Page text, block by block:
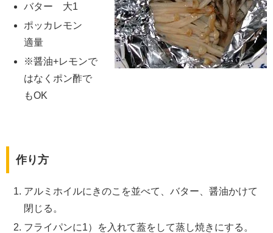
バター 大1
ポッカレモン
適量
※醤油+レモンで
はなくポン酢で
もOK
作り方
アルミホイルにきのこを並べて、バター、醤油かけて
閉じる。
フライパンに1）を入れて蓋をして蒸し焼きにする。